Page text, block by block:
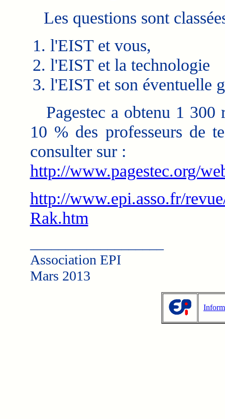
Les questions sont
l'EIST et vous,
l'EIST et la technologie
l'EIST et son éventuelle
Pagestec a obtenu 1 300
10 % des professeurs de
consulter sur :
http://www.pagestec.org/
http://www.epi.asso.fr/
Rak.htm
Association EPI
Mars 2013